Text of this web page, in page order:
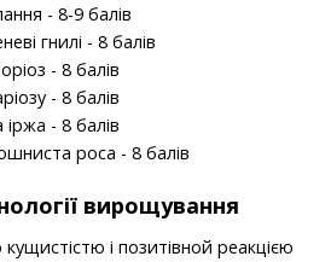
- 8-9 балів
гнилі - 8 балів
- 8 балів
- 8 балів
іржа - 8 балів
роса - 8 балів
вирощування
і позитівной реакцією